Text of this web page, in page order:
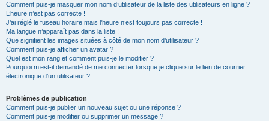
Comment puis-je masquer mon nom d’utilisateur de la liste des utilisateurs en ligne ?
L’heure n’est pas correcte !
J’ai réglé le fuseau horaire mais l’heure n’est toujours pas correcte !
Ma langue n’apparaît pas dans la liste !
Que signifient les images situées à côté de mon nom d’utilisateur ?
Comment puis-je afficher un avatar ?
Quel est mon rang et comment puis-je le modifier ?
Pourquoi m’est-il demandé de me connecter lorsque je clique sur le lien de courrier
électronique d’un utilisateur ?
Problèmes de publication
Comment puis-je publier un nouveau sujet ou une réponse ?
Comment puis-je modifier ou supprimer un message ?